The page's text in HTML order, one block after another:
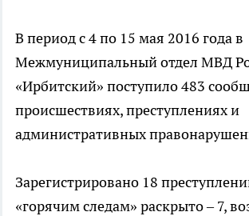
В период с 4 по 15 мая 2016 года в
Межмуниципальный отдел МВД
«Ирбитский» поступило 483
происшествиях, преступлениях и
административных
Зарегистрировано 18
«горячим следам» раскрыто – 7,